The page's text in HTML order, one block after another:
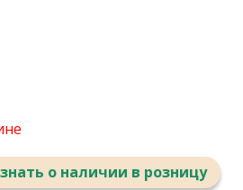
о наличии в розницу